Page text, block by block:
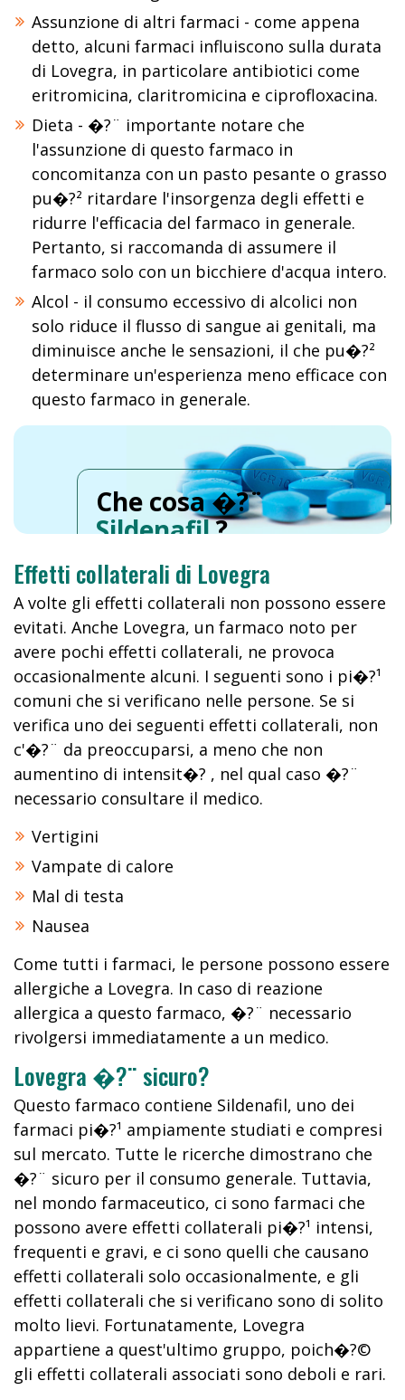
Assunzione di altri farmaci - come appena
detto, alcuni farmaci influiscono sulla durata
di Lovegra, in particolare antibiotici come
eritromicina, claritromicina e ciprofloxacina.
Dieta - �?¨ importante notare che
l'assunzione di questo farmaco in
concomitanza con un pasto pesante o grasso
pu�?² ritardare l'insorgenza degli effetti e
ridurre l'efficacia del farmaco in generale.
Pertanto, si raccomanda di assumere il
farmaco solo con un bicchiere d'acqua intero.
Alcol - il consumo eccessivo di alcolici non
solo riduce il flusso di sangue ai genitali, ma
diminuisce anche le sensazioni, il che pu�?²
determinare un'esperienza meno efficace con
questo farmaco in generale.
Che cosa �?¨
Sildenafil?
Effetti collaterali di Lovegra
A volte gli effetti collaterali non possono essere
evitati. Anche Lovegra, un farmaco noto per
avere pochi effetti collaterali, ne provoca
occasionalmente alcuni. I seguenti sono i pi�?¹
comuni che si verificano nelle persone. Se si
verifica uno dei seguenti effetti collaterali, non
c'�?¨ da preoccuparsi, a meno che non
aumentino di intensit�? , nel qual caso �?¨
necessario consultare il medico.
Vertigini
Vampate di calore
Mal di testa
Nausea
Come tutti i farmaci, le persone possono essere
allergiche a Lovegra. In caso di reazione
allergica a questo farmaco, �?¨ necessario
rivolgersi immediatamente a un medico.
Lovegra �?¨ sicuro?
Questo farmaco contiene Sildenafil, uno dei
farmaci pi�?¹ ampiamente studiati e compresi
sul mercato. Tutte le ricerche dimostrano che
�?¨ sicuro per il consumo generale. Tuttavia,
nel mondo farmaceutico, ci sono farmaci che
possono avere effetti collaterali pi�?¹ intensi,
frequenti e gravi, e ci sono quelli che causano
effetti collaterali solo occasionalmente, e gli
effetti collaterali che si verificano sono di solito
molto lievi. Fortunatamente, Lovegra
appartiene a quest'ultimo gruppo, poich�?©
gli effetti collaterali associati sono deboli e rari.